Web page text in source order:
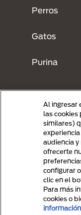
Perros
Gatos
Purina
Menu Footer
All Nestlé Purina
Vevey,
Al ingresar
las cookies
similares)
audiencia
ofrecerte
configurar
clic en el
Para más
cookies o
información